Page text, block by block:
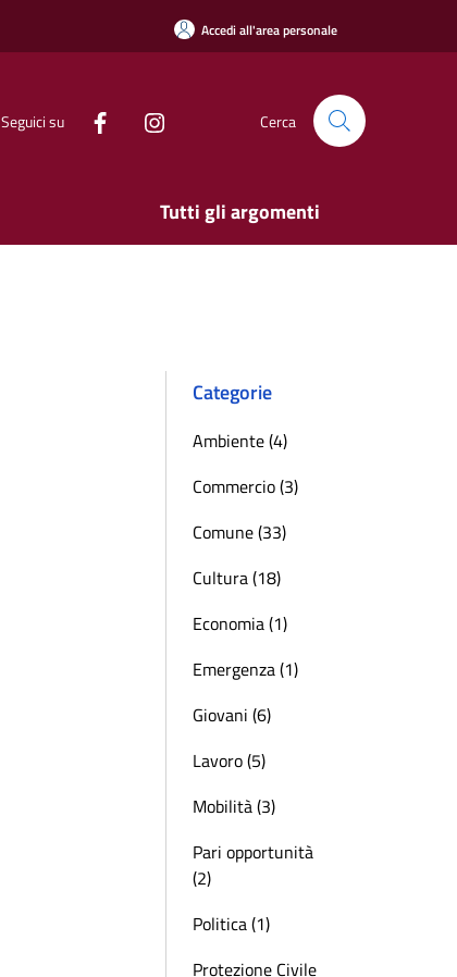
Accedi all'area personale
Seguici su Cerca
Tutti gli argomenti
Categorie
Ambiente (4)
Commercio (3)
Comune (33)
Cultura (18)
Economia (1)
Emergenza (1)
Giovani (6)
Lavoro (5)
Mobilità (3)
Pari opportunità
(2)
Politica (1)
Protezione Civile